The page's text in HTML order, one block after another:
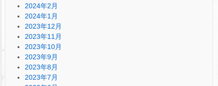
2024年2月
2024年1月
2023年12月
2023年11月
2023年10月
2023年9月
2023年8月
2023年7月